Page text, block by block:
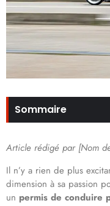
Sommaire
Article rédigé par [Nom
Il n’y a rien de plus
dimension à sa passion
un permis de conduire